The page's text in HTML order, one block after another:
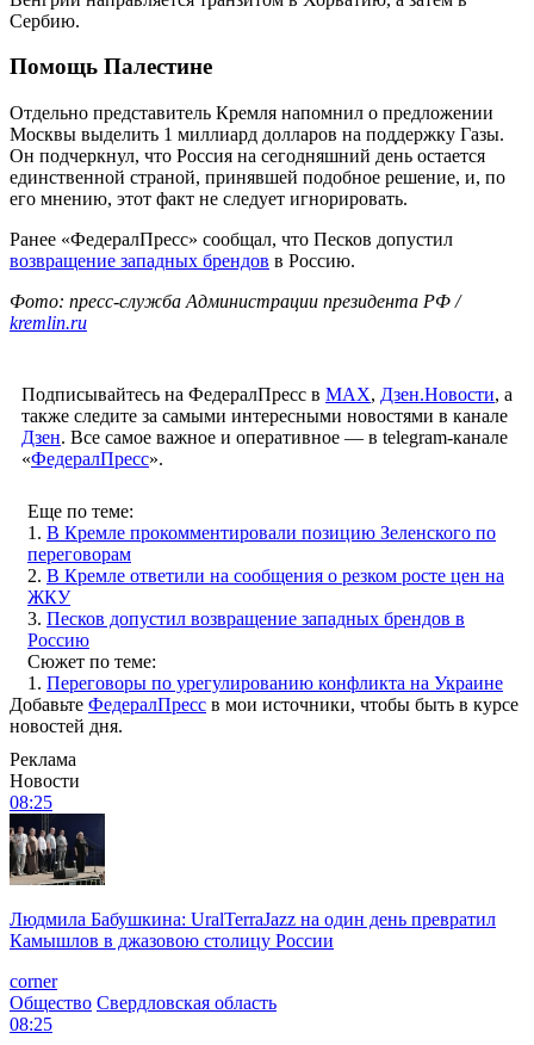
Сербию.
Помощь Палестине
Отдельно представитель Кремля напомнил о предложении
Москвы выделить 1 миллиард долларов на поддержку Газы.
Он подчеркнул, что Россия на сегодняшний день остается
единственной страной, принявшей подобное решение, и, по
его мнению, этот факт не следует игнорировать.
Ранее «ФедералПресс» сообщал, что Песков допустил
возвращение западных брендов в Россию.
Фото: пресс-служба Администрации президента РФ /
kremlin.ru
Подписывайтесь на ФедералПресс в МАХ, Дзен.Новости, а
также следите за самыми интересными новостями в канале
Дзен. Все самое важное и оперативное — в telegram-канале
«ФедералПресс».
Еще по теме:
1. В Кремле прокомментировали позицию Зеленского по
переговорам
2. В Кремле ответили на сообщения о резком росте цен на
ЖКУ
3. Песков допустил возвращение западных брендов в
Россию
Сюжет по теме:
1. Переговоры по урегулированию конфликта на Украине
Добавьте ФедералПресс в мои источники, чтобы быть в курсе
новостей дня.
Реклама
Новости
08:25
Людмила Бабушкина: UralTerraJazz на один день превратил
Камышлов в джазовою столицу России
corner
Общество Свердловская область
08:25